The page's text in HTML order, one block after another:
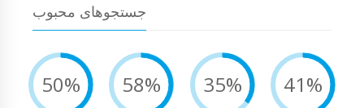
جستجوهای محبوب
50% 58% 35% 41%